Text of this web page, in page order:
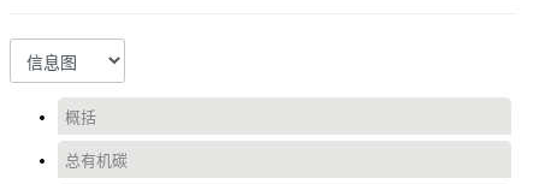
概括
总有机碳